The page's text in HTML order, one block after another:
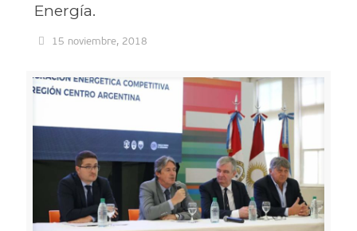
Energía.
15 noviembre, 2018